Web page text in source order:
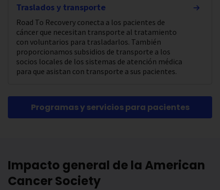
Traslados y transporte
Road To Recovery conecta a los pacientes de
cáncer que necesitan transporte al tratamiento
con voluntarios para trasladarlos. También
proporcionamos subsidios de transporte a los
socios locales de los sistemas de atención médica
para que asistan con transporte a sus pacientes.
Programas y servicios para pacientes
Impacto general de la American
Cancer Society